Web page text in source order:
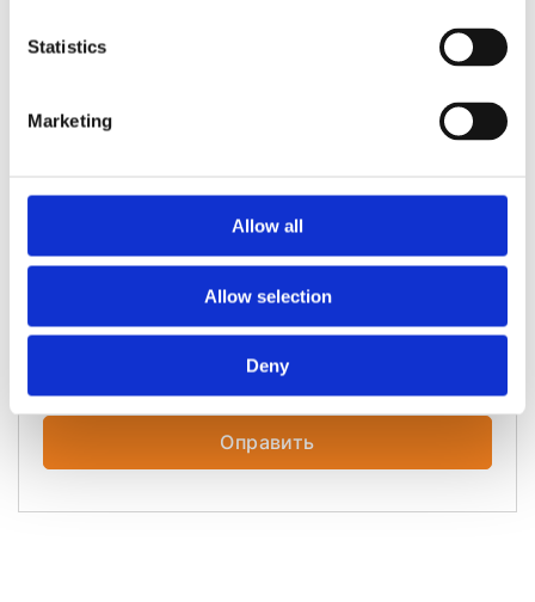
Statistics
Marketing
Allow all
Allow selection
Deny
Страна*
конфиденциальности.
Оправить